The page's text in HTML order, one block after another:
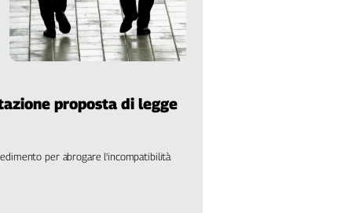
proposta di legge
per abrogare l'incompatibilità